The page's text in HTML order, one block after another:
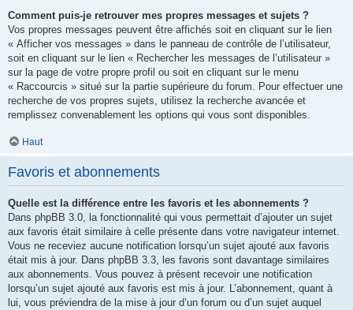
Comment puis-je retrouver mes propres messages et sujets ?
Vos propres messages peuvent être affichés soit en cliquant sur le lien
« Afficher vos messages » dans le panneau de contrôle de l’utilisateur,
soit en cliquant sur le lien « Rechercher les messages de l’utilisateur »
sur la page de votre propre profil ou soit en cliquant sur le menu
« Raccourcis » situé sur la partie supérieure du forum. Pour effectuer une
recherche de vos propres sujets, utilisez la recherche avancée et
remplissez convenablement les options qui vous sont disponibles.
Haut
Favoris et abonnements
Quelle est la différence entre les favoris et les abonnements ?
Dans phpBB 3.0, la fonctionnalité qui vous permettait d’ajouter un sujet
aux favoris était similaire à celle présente dans votre navigateur internet.
Vous ne receviez aucune notification lorsqu’un sujet ajouté aux favoris
était mis à jour. Dans phpBB 3.3, les favoris sont davantage similaires
aux abonnements. Vous pouvez à présent recevoir une notification
lorsqu’un sujet ajouté aux favoris est mis à jour. L’abonnement, quant à
lui, vous préviendra de la mise à jour d’un forum ou d’un sujet auquel